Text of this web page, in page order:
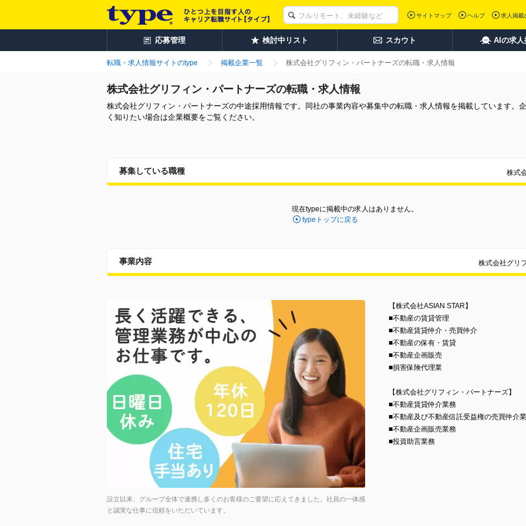
サイトマップ ヘルプ 求人掲載
応募管理 検討中リスト スカウト AIの求人
転職・求人情報サイトのtype 掲載企業一覧 株式会社グリフィン・パートナーズの転職・求人情報
株式会社グリフィン・パートナーズの転職・求人情報
株式会社グリフィン・パートナーズの中途採用情報です。同社の事業内容や募集中の転職・求人情報を掲載しています。
く知りたい場合は企業概要をご覧ください。
募集している職種 株式
現在typeに掲載中の求人はありません。
typeトップに戻る
事業内容 株式会社グリ
設立以来、グループ全体で連携し多くのお客様のご要望に応えてきました。社員の一体感
と誠実な仕事に信頼をいただいています。
【株式会社ASIAN STAR】
■不動産の賃貸管理
■不動産賃貸仲介・売買仲介
■不動産の保有・賃貸
■不動産企画販売
■損害保険代理業
【株式会社グリフィン・パートナーズ】
■不動産賃貸仲介業務
■不動産及び不動産信託受益権の売買仲介
■不動産企画販売業務
■投資助言業務